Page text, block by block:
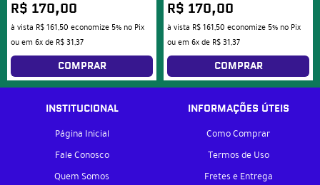
R$ 170,00
à vista R$ 161,50 economize 5% no Pix
ou em 6xde R$ 31,37
COMPRAR
R$ 170,00
à vista R$ 161,50 economize 5% no Pix
ou em 6xde R$ 31,37
COMPRAR
INSTITUCIONAL
Página Inicial
Fale Conosco
Quem Somos
INFORMAÇÕES ÚTEIS
Como Comprar
Termos de Uso
Fretes e Entrega